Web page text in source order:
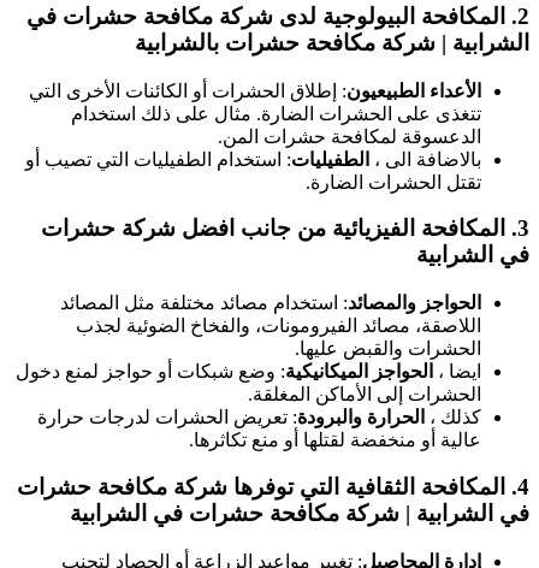
المكافحة البيولوجيةلدى شركة مكافحة حشرات في
| شركة مكافحة حشرات بالشرابية
الأعداء الطبيعيون: إطلاق الحشرات أو الكائنات الأخرى التي
تتغذى على الحشرات الضارة. مثال على ذلك استخدام
الدعسوقة لمكافحة حشرات المن.
بالاضافة الى ، الطفيليات: استخدام الطفيليات التي تصيب أو
تقتل الحشرات الضارة.
المكافحة الفيزيائيةمن جانب افضل شركة حشرات
الشرابية
الحواجز والمصائد: استخدام مصائد مختلفة مثل المصائد
اللاصقة، مصائد الفيرومونات، والفخاخ الضوئية لجذب
الحشرات والقبض عليها.
ايضا ، الحواجز الميكانيكية: وضع شبكات أو حواجز لمنع دخول
الحشرات إلى الأماكن المغلقة.
كذلك ، الحرارة والبرودة: تعريض الحشرات لدرجات حرارة
عالية أو منخفضة لقتلها أو منع تكاثرها.
المكافحة الثقافيةالتي توفرها شركة مكافحة حشرات
الشرابية | شركة مكافحة حشرات في الشرابية
إدارة المحاصيل: تغيير مواعيد الزراعة أو الحصاد لتجنب